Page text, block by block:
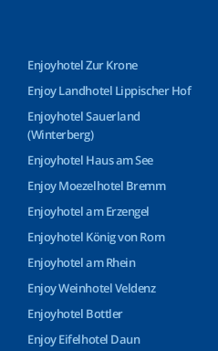
Enjoyhotel Zur Krone
Enjoy Landhotel Lippischer Hof
Enjoyhotel Sauerland
(Winterberg)
Enjoyhotel Haus am See
Enjoy Moezelhotel Bremm
Enjoyhotel am Erzengel
Enjoyhotel König von Rom
Enjoyhotel am Rhein
Enjoy Weinhotel Veldenz
Enjoyhotel Bottler
Enjoy Eifelhotel Daun